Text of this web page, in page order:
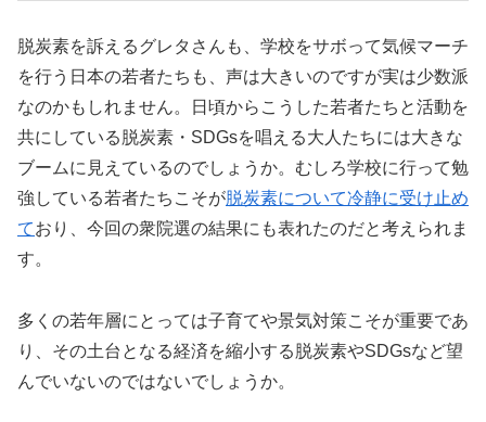
脱炭素を訴えるグレタさんも、学校をサボって気候マーチ
を行う日本の若者たちも、声は大きいのですが実は少数派
なのかもしれません。日頃からこうした若者たちと活動を
共にしている脱炭素・SDGsを唱える大人たちには大きな
ブームに見えているのでしょうか。むしろ学校に行って勉
強している若者たちこそが脱炭素について冷静に受け止め
ており、今回の衆院選の結果にも表れたのだと考えられま
す。
多くの若年層にとっては子育てや景気対策こそが重要であ
り、その土台となる経済を縮小する脱炭素やSDGsなど望
んでいないのではないでしょうか。